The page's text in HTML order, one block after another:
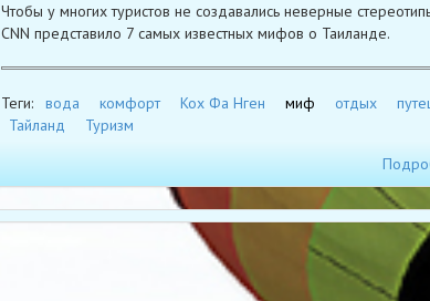
Чтобы у многих туристов не создавались неверные
CNN представило 7 самых известных мифов о Таиланде.
Теги: вода комфорт Кох Фа Нген миф отдых
Тайланд
Туризм